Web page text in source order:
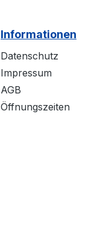
Informationen
Datenschutz
Impressum
AGB
Öffnungszeiten